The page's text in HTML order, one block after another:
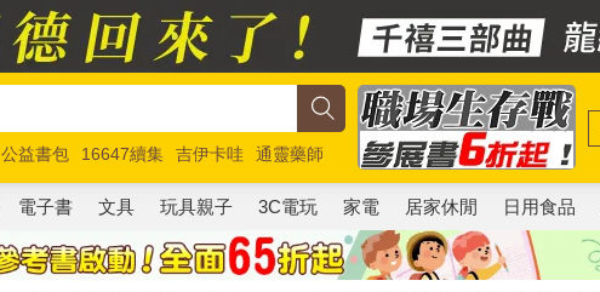
公益書包 16647續集 吉伊卡哇
通靈藥師
玩具總動員5 超慢跑
電子書 文具 玩具親子 3C電玩 家電 居家休閒 日用食品